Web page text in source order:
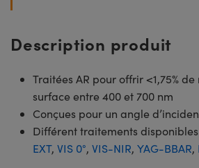
Description produit
Traitées AR pour offrir <1,75%
surface entre 400 et 700 nm
Conçues pour un angle
Différent traitements
EXT, VIS 0°, VIS-NIR, YAG-BBAR,